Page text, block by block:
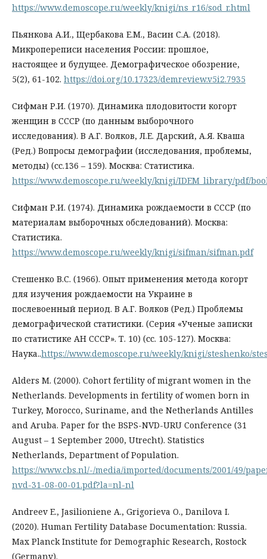
https://www.demoscope.ru/weekly/knigi/ns_r16/sod_r.html
Пьянкова А.И., Щербакова Е.М., Васин С.А. (2018).
Микропереписи населения России: прошлое,
настоящее и будущее. Демографическое обозрение,
5(2), 61-102. https://doi.org/10.17323/demreview.v5i2.7935
Сифман Р.И. (1970). Динамика плодовитости когорт
женщин в СССР (по данным выборочного
исследования). В А.Г. Волков, Л.Е. Дарский, А.Я. Кваша
(Ред.) Вопросы демографии (исследования, проблемы,
методы) (сс.136 – 159). Москва: Статистика.
https://www.demoscope.ru/weekly/knigi/IDEM_library/pdf/
Сифман Р.И. (1974). Динамика рождаемости в СССР (по
материалам выборочных обследований). Москва:
Статистика.
https://www.demoscope.ru/weekly/knigi/sifman/sifman.pdf
Стешенко В.С. (1966). Опыт применения метода когорт
для изучения рождаемости на Украине в
послевоенный период. В А.Г. Волков (Ред.) Проблемы
демографической статистики. (Серия «Ученые записки
по статистике АН СССР». Т. 10) (сс. 105-127). Москва:
Наука..https://www.demoscope.ru/weekly/knigi/steshenko/
Alders M. (2000). Cohort fertility of migrant women in the
Netherlands. Developments in fertility of women born in
Turkey, Morocco, Suriname, and the Netherlands Antilles
and Aruba. Paper for the BSPS-NVD-URU Conference (31
August – 1 September 2000, Utrecht). Statistics
Netherlands, Department of Population.
https://www.cbs.nl/-/media/imported/documents/2001/49/
nvd-31-08-00-01.pdf?la=nl-nl
Andreev E., Jasilioniene A., Grigorieva O., Danilova I.
(2020). Human Fertility Database Documentation: Russia.
Max Planck Institute for Demographic Research, Rostock
(Germany).